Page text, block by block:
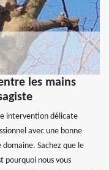
les mains
intervention délicate
avec une bonne
Sachez que le
pourquoi nous vous